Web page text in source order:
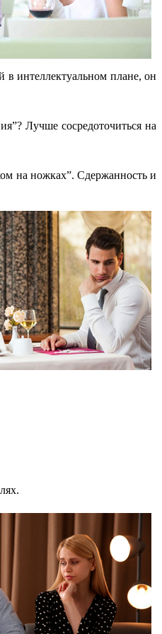
в интеллектуальном плане, он
Лучше сосредоточиться на
на ножках”. Сдержанность и